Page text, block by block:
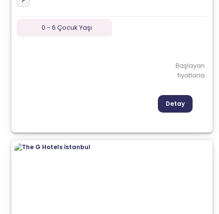
0 - 6 Çocuk Yaşı
Başlayan
fiyatlarla
Detay